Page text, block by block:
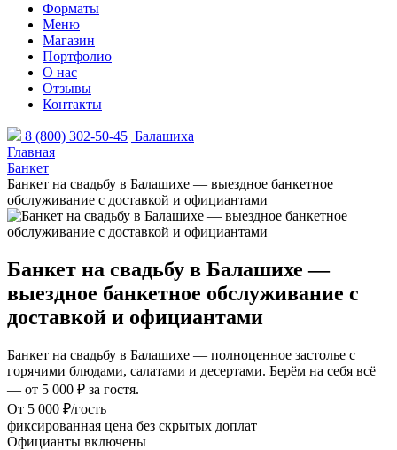
Форматы
Меню
Магазин
Портфолио
О нас
Отзывы
Контакты
8 (800) 302-50-45 Балашиха
Главная
Банкет
Банкет на свадьбу в Балашихе — выездное банкетное
обслуживание с доставкой и официантами
Банкет на свадьбу в Балашихе —
выездное банкетное обслуживание с
доставкой и официантами
Банкет на свадьбу в Балашихе — полноценное застолье с
горячими блюдами, салатами и десертами. Берём на себя всё
— от 5 000 ₽ за гостя.
От 5 000 ₽/гость
фиксированная цена без скрытых доплат
Официанты включены